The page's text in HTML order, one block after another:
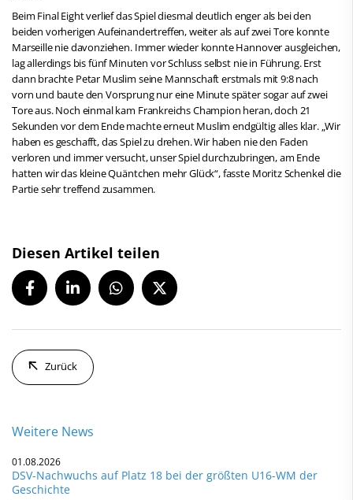
Beim Final Eight verlief das Spiel diesmal deutlich enger als bei den
beiden vorherigen Aufeinandertreffen, weiter als auf zwei Tore konnte
Marseille nie davonziehen. Immer wieder konnte Hannover ausgleichen,
lag allerdings bis fünf Minuten vor Schluss selbst nie in Führung. Erst
dann brachte Petar Muslim seine Mannschaft erstmals mit 9:8 nach
vorn und baute den Vorsprung nur eine Minute später sogar auf zwei
Tore aus. Noch einmal kam Frankreichs Champion heran, doch 21
Sekunden vor dem Ende machte erneut Muslim endgültig alles klar. „Wir
haben es geschafft, das Spiel zu drehen. Wir haben nie den Faden
verloren und immer versucht, unser Spiel durchzubringen, am Ende
hatten wir das kleine Quäntchen mehr Glück“, fasste Moritz Schenkel die
Partie sehr treffend zusammen.
Diesen Artikel teilen
Zurück
Weitere News
01.08.2026
DSV-Nachwuchs auf Platz 18 bei der größten U16-WM der
Geschichte